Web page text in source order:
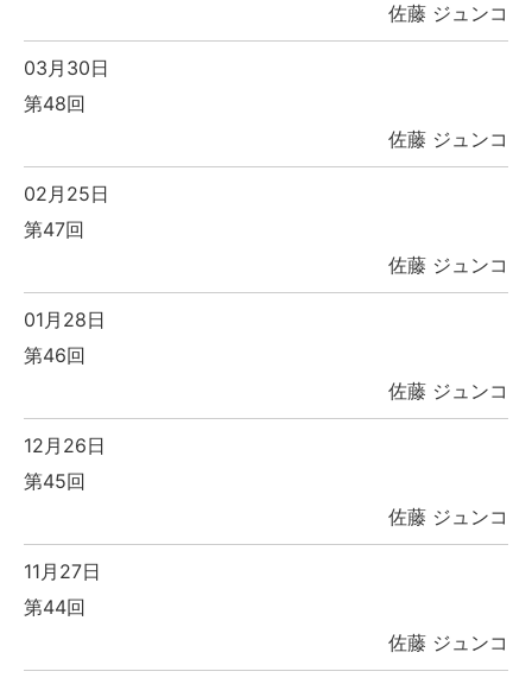
佐藤 ジュンコ
03月30日
第48回
佐藤 ジュンコ
02月25日
第47回
佐藤 ジュンコ
01月28日
第46回
佐藤 ジュンコ
12月26日
第45回
佐藤 ジュンコ
11月27日
第44回
佐藤 ジュンコ